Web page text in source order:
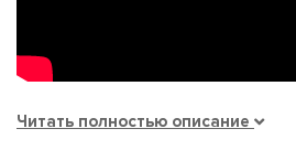
Читать полностью описание